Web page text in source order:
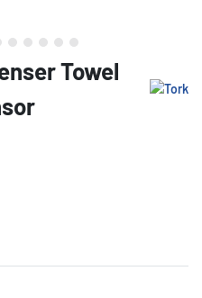
Towel